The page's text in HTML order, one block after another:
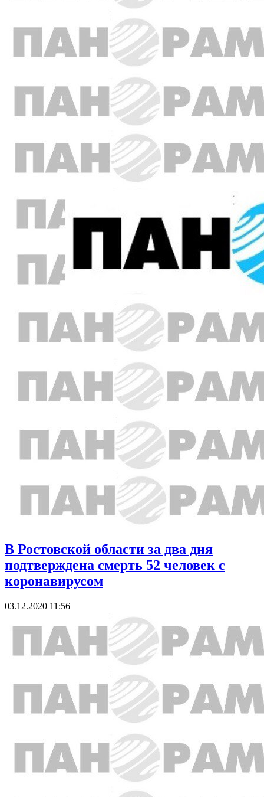
В Ростовской области за два дня
подтверждена смерть 52 человек с
коронавирусом
03.12.2020 11:56